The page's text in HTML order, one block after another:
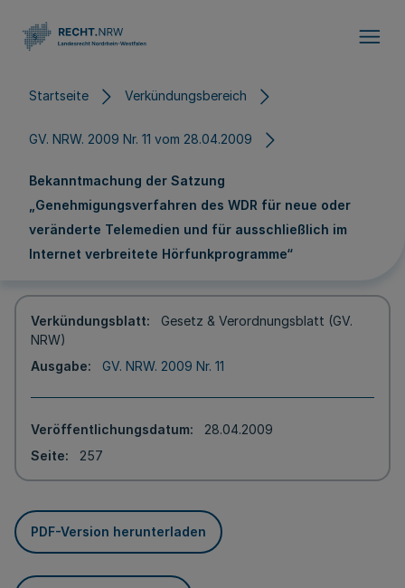
Startseite Verkündungsbereich
GV. NRW. 2009 Nr. 11 vom 28.04.2009
Bekanntmachung der Satzung
„Genehmigungsverfahren des WDR für neue oder
veränderte Telemedien und für ausschließlich im
Internet verbreitete Hörfunkprogramme“
Verkündungsblatt
Gesetz & Verordnungsblatt (GV.
NRW)
Ausgabe
GV. NRW. 2009 Nr. 11
Veröffentlichungsdatum
28.04.2009
Seite
257
PDF-Version herunterladen